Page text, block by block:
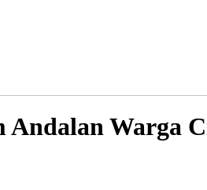
Warga